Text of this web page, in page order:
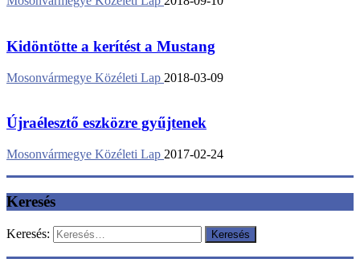
Kidöntötte a kerítést a Mustang
Mosonvármegye Közéleti Lap 2018-03-09
Újraélesztő eszközre gyűjtenek
Mosonvármegye Közéleti Lap 2017-02-24
Keresés
Keresés: